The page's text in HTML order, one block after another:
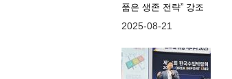
품은 생존 전략” 강조
2025-08-21